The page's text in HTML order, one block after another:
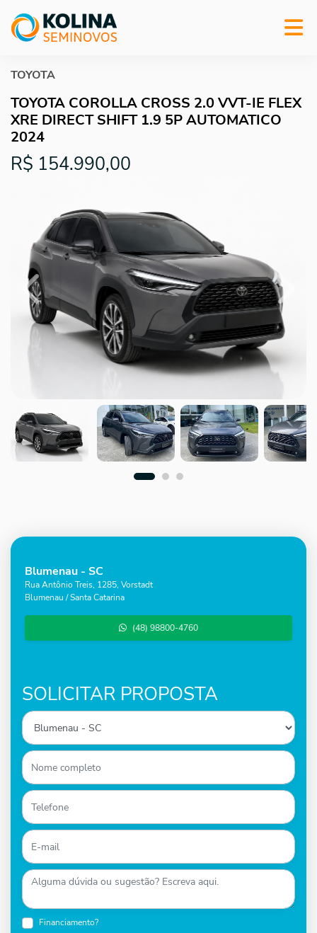
TOYOTA
TOYOTA COROLLA CROSS 2.0 VVT-IE FLEX
XRE DIRECT SHIFT 1.9 5P AUTOMATICO
2024
R$ 154.990,00
Previous
Blumenau - SC
Rua Antônio Treis, 1285, Vorstadt
Blumenau / Santa Catarina
(48) 98800-4760
SOLICITAR PROPOSTA
Financiamento?